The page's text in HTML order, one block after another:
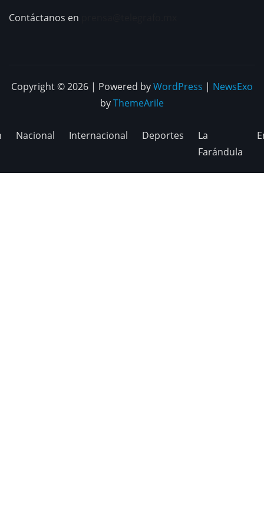
Contáctanos en
Copyright © 2026 | Powered byWordPress | NewsExo
byThemeArile
Nacional Internacional Deportes
La
Farándula